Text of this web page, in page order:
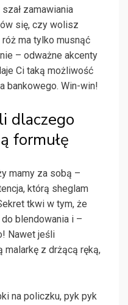
zamawiania
się, czy wolisz
róż ma tylko musnąć
– odważne akcenty
Ci taką możliwość
bankowego. Win-win!
dlaczego
formułę
mamy za sobą –
którą sheglam
tkwi w tym, że
do blendowania i –
Nawet jeśli
z drżącą ręką,
na policzku, pyk pyk